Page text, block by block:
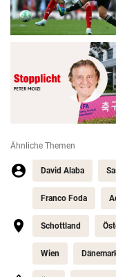
Ähnliche Themen
David Alaba
Franco Foda
Schottland
Wien